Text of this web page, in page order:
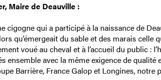
Maire de Deauville :
cigogne qui a participé à la naissance de
qu’émergeait du sable et des marais
voué au cheval et à l’accueil du public :
ensemble avec la même exigence de
Barrière, France Galop et Longines, notre